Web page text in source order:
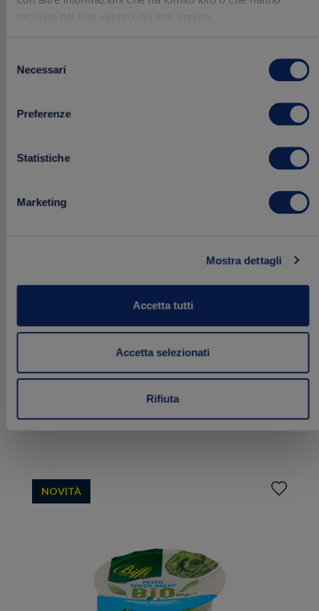
delNecessari
Preferenze
Statistiche
Marketing
Mostra dettagli
Accetta tutti
Accetta selezionati
Rifiuta
Aggiungi
preferiti
NOVITÀ
Aggiungi